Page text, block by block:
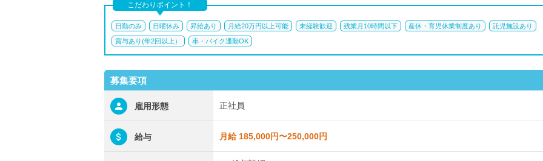
こだわりポイント！
日勤のみ 日曜休み 昇給あり 月給20万円以上可能 未経験歓迎 残業月10時間以下 産休・育児休業制度あり 託児施設あり
賞与あり(年2回以上） 車・バイク通勤OK
募集要項
雇用形態 正社員
給与 月給 185,000円〜250,000円